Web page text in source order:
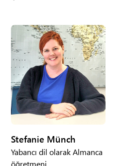
Stefanie Münch
Yabancı dil olarak Almanca
öğretmeni